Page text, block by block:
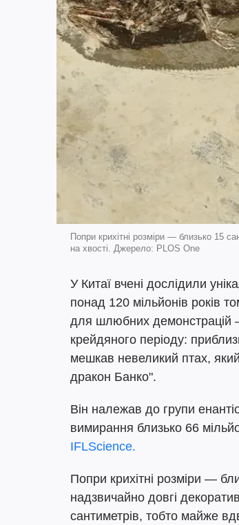
Попри крихітні розміри — близько 15
на хвості. Джерело: PLOS One
У Китаї вчені дослідили
понад 120 мільйонів років
для шлюбних демонстрацій
крейдяного періоду:
мешкав невеликий птах,
дракон Банко".
Він належав до групи
вимирання близько 66
IFLScience.
Попри крихітні розміри —
надзвичайно довгі
сантиметрів, тобто майже